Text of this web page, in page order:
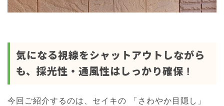
気になる視線をシャットアウトしながら
も、採光性・通風性はしっかり確保 !
今回ご紹介するのは、セイキの 「さわやか目隠し」